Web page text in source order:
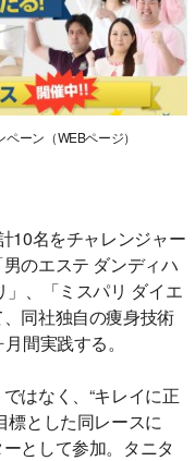
ーン（WEBページ）
10名をチャレンジャー
のエステ ダンディハ
」、「ミスパリ ダイエ
同社独自の痩身技術
間実践する。
はなく、“キレイに正
標とした同レースに
として参加。タニタ